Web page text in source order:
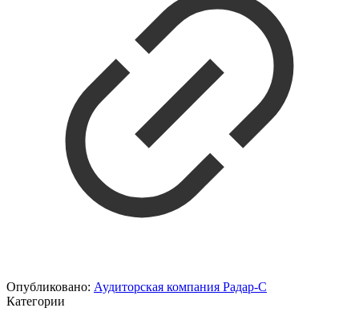
Опубликовано: Аудиторская компания Радар-С
Категории